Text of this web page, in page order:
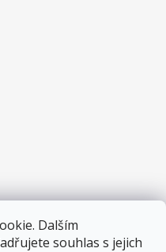
Dalším
souhlas s jejich